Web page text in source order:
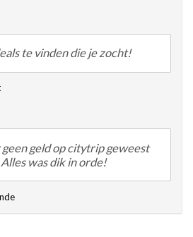
te vinden die je zocht!
geld op citytrip geweest
was dik in orde!